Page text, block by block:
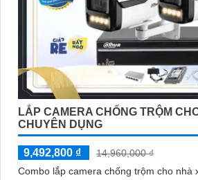
LẮP CAMERA CHỐNG TRỘM
CHUYÊN DỤNG
9,492,800 ₫
14,960,000 ₫
Combo lắp camera chống trộm cho nhà